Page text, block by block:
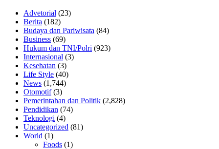
Advetorial (23)
Berita (182)
Budaya dan Pariwisata (84)
Business (69)
Hukum dan TNI/Polri (923)
Internasional (3)
Kesehatan (3)
Life Style (40)
News (1,744)
Otomotif(3)
Pemerintahan dan Politik (2,828)
Pendidikan (74)
Teknologi (4)
Uncategorized (81)
World (1)
Foods (1)